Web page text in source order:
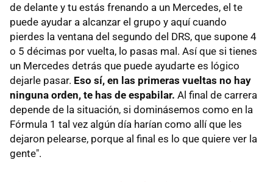
de delante y tu estás frenando a un Mercedes, el te
puede ayudar a alcanzar el grupo y aquí cuando
pierdes la ventana del segundo del DRS, que supone 4
o 5 décimas por vuelta, lo pasas mal. Así que si tienes
un Mercedes detrás que puede ayudarte es lógico
dejarle pasar. Eso sí, en las primeras vueltas no hay
ninguna orden, te has de espabilar. Al final de carrera
depende de la situación, si dominásemos como en la
Fórmula 1 tal vez algún día harían como allí que les
dejaron pelearse, porque al final es lo que quiere ver la
gente".